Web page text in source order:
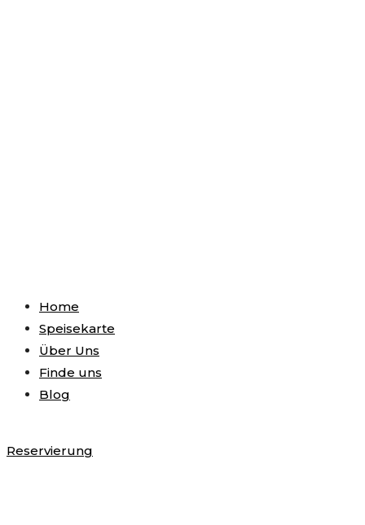
Home
Speisekarte
Über Uns
Finde uns
Blog
Reservierung